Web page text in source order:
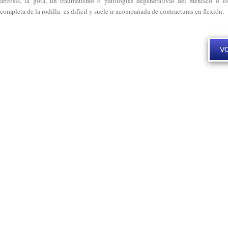
completa de la rodilla es difícil y suele ir acompañada de contracturas en flexión.